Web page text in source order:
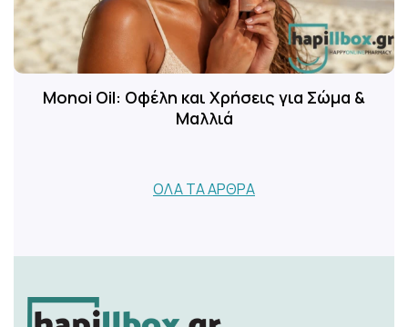
Monoi Oil: Οφέλη και Χρήσεις για Σώμα &
Μαλλιά
ΌΛΑ ΤΑ ΆΡΘΡΑ